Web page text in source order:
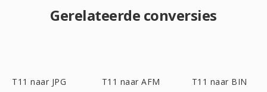
Gerelateerde conversies
T11 naar JPG T11 naar AFM T11 naar BIN